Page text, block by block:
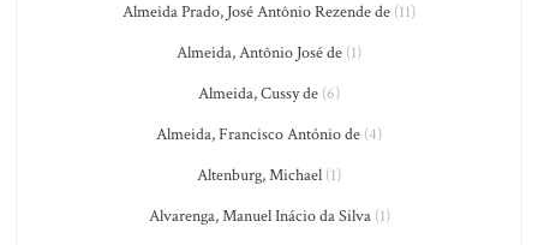
Almeida Prado, José Antônio Rezende de (11)
Almeida, Antônio José de (1)
Almeida, Cussy de (6)
Almeida, Francisco António de (4)
Altenburg, Michael (1)
Alvarenga, Manuel Inácio da Silva(1)